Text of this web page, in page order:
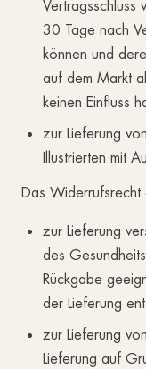
Vertragsschluss
30 Tage nach
können und
auf dem Markt
keinen Einfluss
zur Lieferung
Illustrierten mit
Das Widerrufsrecht
zur Lieferung
des
Rückgabe
der Lieferung
zur Lieferung
Lieferung auf